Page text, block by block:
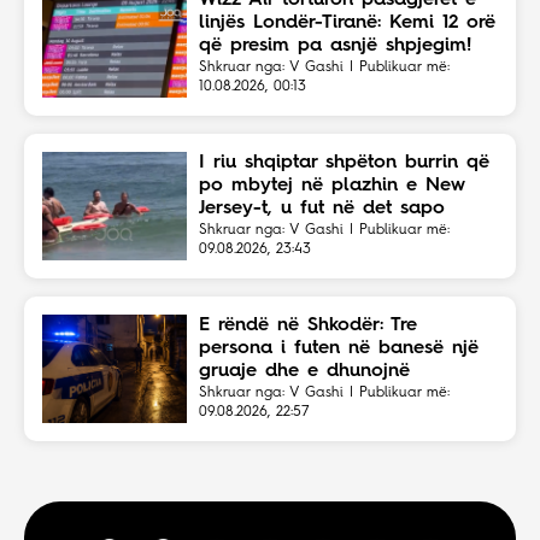
linjës Londër-Tiranë: Kemi 12 orë
që presim pa asnjë shpjegim!
Shkruar nga: V Gashi | Publikuar më:
10.08.2026, 00:13
I riu shqiptar shpëton burrin që
po mbytej në plazhin e New
Jersey-t, u fut në det sapo
dëgjoi thirrjet për ndihmë
Shkruar nga: V Gashi | Publikuar më:
09.08.2026, 23:43
E rëndë në Shkodër: Tre
persona i futen në banesë një
gruaje dhe e dhunojnë
Shkruar nga: V Gashi | Publikuar më:
09.08.2026, 22:57